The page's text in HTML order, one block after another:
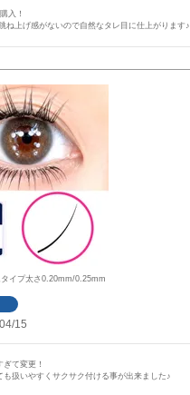
入！
ね上げ感がないので自然なタレ目に仕上がります♪
イプ太さ0.20mm/0.25mm
15
て変更！